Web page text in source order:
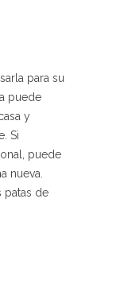
para su
puede
y
Si
puede
nueva.
patas de